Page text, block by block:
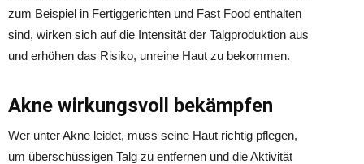
zum Beispiel in Fertiggerichten und Fast Food enthalten
sind, wirken sich auf die Intensität der Talgproduktion aus
und erhöhen das Risiko, unreine Haut zu bekommen.
Akne wirkungsvoll bekämpfen
Wer unter Akne leidet, muss seine Haut richtig pflegen,
um überschüssigen Talg zu entfernen und die Aktivität